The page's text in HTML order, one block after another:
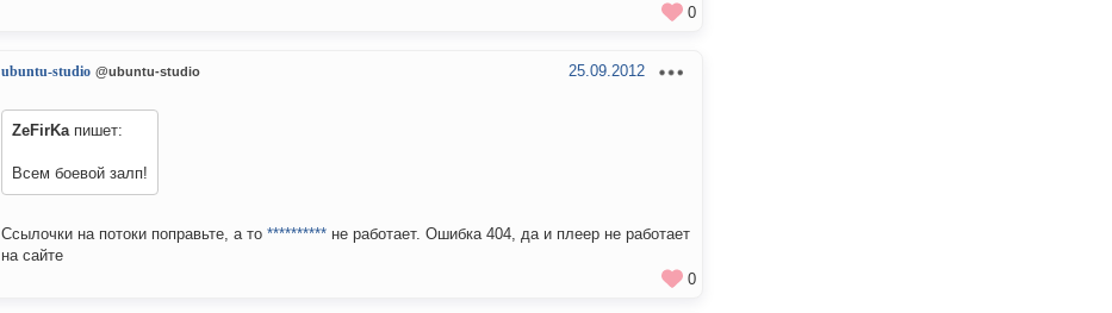
0
ubuntu-studio @ubuntu-studio 25.09.2012
ZeFirKaпишет:
Всем боевой залп!
Ссылочки на потоки поправьте, а то ********** не работает. Ошибка 404, да и плеер не работает
на сайте
0